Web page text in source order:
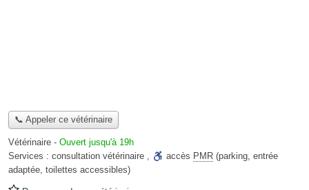
📞 Appeler ce vétérinaire
Vétérinaire - Ouvert jusqu'à 19h
Services : consultation vétérinaire , accès PMR (parking, entrée
adaptée, toilettes accessibles)